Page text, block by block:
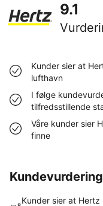
9.1
Kunder sier at
lufthavn
I følge
tilfredsstillende
Våre kunder sier
finne
Kunder sier at